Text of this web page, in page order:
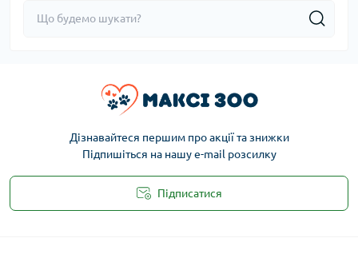
Дізнавайтеся першим про акції та знижки
Підпишіться на нашу e-mail розсилку
Підписатися